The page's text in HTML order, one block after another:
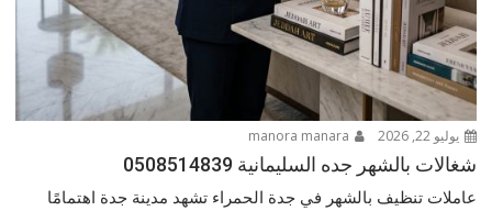
يوليو 22, 2026
شغالات بالشهر جده السليمانية 0508514839
عاملات تنظيف بالشهر في جدة الحمراء تشهد مدينة جدة اهتمامًا